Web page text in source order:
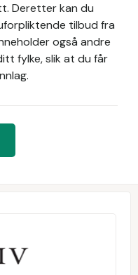
Deretter kan du
tilbud fra
også andre
fylke, slik at du får